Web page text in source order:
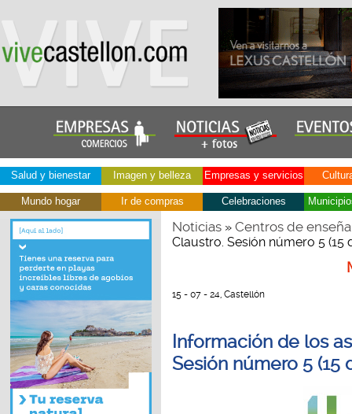
Salud y bienestar Imagen y belleza Empresas y servicios
Mundo hogar Ir de compras Celebraciones
Noticias» Centros de
Claustro. Sesión número 5 (15
15 - 07 - 24, Castellón
Información de los
Sesión número 5 (15